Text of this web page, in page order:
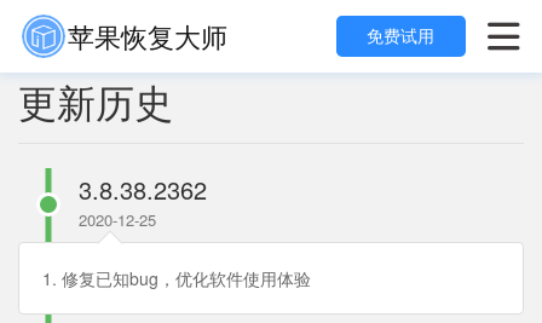
苹果恢复大师 
免费试用
更新历史
3.8.38.2362
2020-12-25
1. 修复已知bug，优化软件使用体验